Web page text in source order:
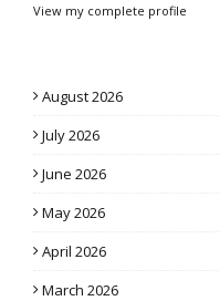
View my complete profile
August 2026
July 2026
June 2026
May 2026
April 2026
March 2026